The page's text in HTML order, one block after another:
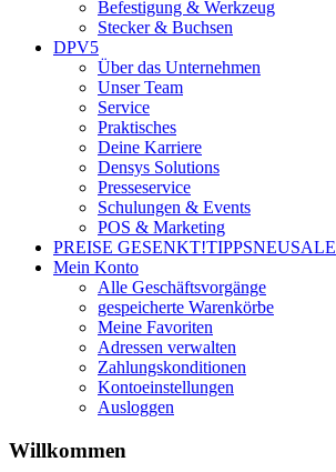
Befestigung & Werkzeug
Stecker & Buchsen
DPV5
Über das Unternehmen
Unser Team
Service
Praktisches
Deine Karriere
Densys Solutions
Presseservice
Schulungen & Events
POS & Marketing
PREISE GESENKT!TIPPSNEUSALE
Mein Konto
Alle Geschäftsvorgänge
gespeicherte Warenkörbe
Meine Favoriten
Adressen verwalten
Zahlungskonditionen
Kontoeinstellungen
Ausloggen
Willkommen